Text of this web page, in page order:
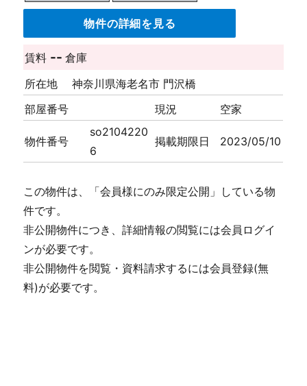
物件の詳細を見る
賃料 --倉庫
所在地
神奈川県海老名市 門沢橋
部屋番号
現況 空家
物件番号
so2104220
6
掲載期限日 2023/05/10
この物件は、「会員様にのみ限定公開」している物
件です。
非公開物件につき、詳細情報の閲覧には会員ログイ
ンが必要です。
非公開物件を閲覧・資料請求するには会員登録(無
料)が必要です。